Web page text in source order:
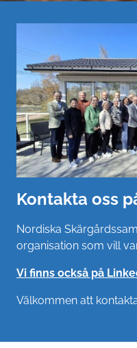
Kontakta oss
Nordiska
organisation som vill
Vi finns också på
Välkommen att